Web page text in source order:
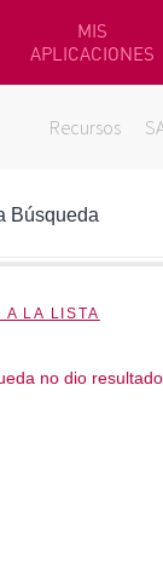
MIS
APLICACIONES
Recursos